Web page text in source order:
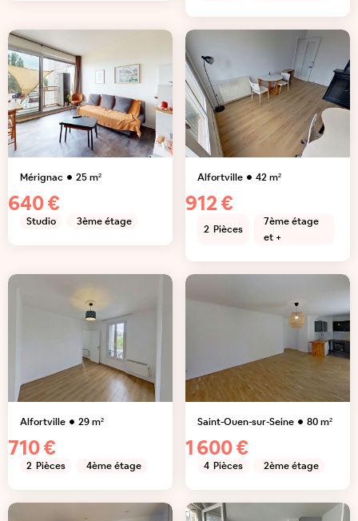
Mérignac 25m²
640 €
Studio 3ème étage
Alfortville 42m²
912 €
2 Pièces
7ème étage
et +
Alfortville 29m²
710 €
2 Pièces 4ème étage
Saint-Ouen-sur-Seine 80m²
1 600 €
4 Pièces 2ème étage